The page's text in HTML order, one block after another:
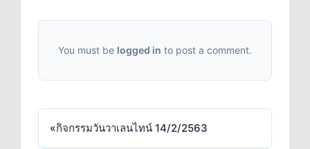
You must be logged in to post a comment.
«กิจกรรมวันวาเลนไทน์ 14/2/2563